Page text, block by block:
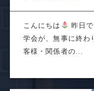
こんにちは
昨日
学会が、無事に終わ
客様・関係者の...